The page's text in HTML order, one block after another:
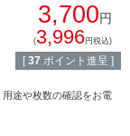
3,700円
(3,996円税込)
[ 37 ポイント進呈 ]
途や枚数の確認をお電